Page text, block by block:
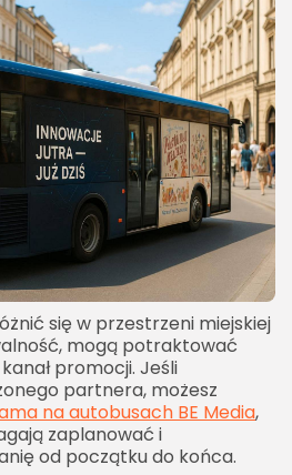
się w przestrzeni miejskiej
mogą potraktować
promocji. Jeśli
partnera, możesz
na autobusach BE Media,
zaplanować i
od początku do końca.
i negocjacje cenowe z
- projekt graficzny
przykłady kreatywnych
globalnych marek
kampanii lokalnych
nie zmarnować potencjału
dotyczące reklamy
jest opłacalna dla